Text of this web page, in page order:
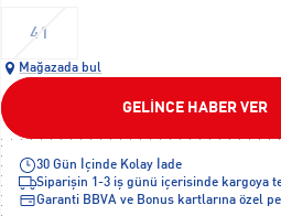
41
Mağazada bul
GELİNCE HABER VER
30 Gün İçinde Kolay İade
Siparişin 1-3 iş günü içerisinde kargoya
Garanti BBVA ve Bonus kartlarına özel